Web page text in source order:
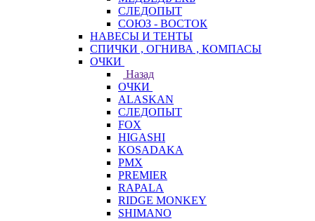
СЛЕДОПЫТ
СОЮЗ - ВОСТОК
НАВЕСЫ И ТЕНТЫ
СПИЧКИ , ОГНИВА , КОМПАСЫ
ОЧКИ
Назад
ОЧКИ
ALASKAN
СЛЕДОПЫТ
FOX
HIGASHI
KOSADAKA
PMX
PREMIER
RAPALA
RIDGE MONKEY
SHIMANO